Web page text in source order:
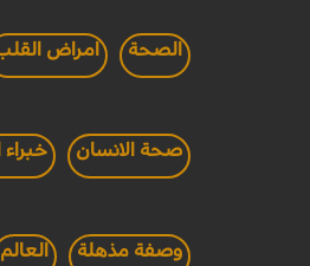
الصحة امراض
صحة الانسان خبراء
وصفة مذهلة العالم